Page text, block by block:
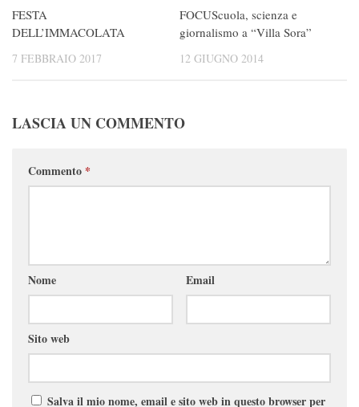
FESTA
DELL’IMMACOLATA
7 FEBBRAIO 2017
FOCUScuola, scienza e
giornalismo a “Villa Sora”
12 GIUGNO 2014
LASCIA UN COMMENTO
Commento *
Nome Email
Sito web
Salva il mio nome, email e sito web in questo browser per